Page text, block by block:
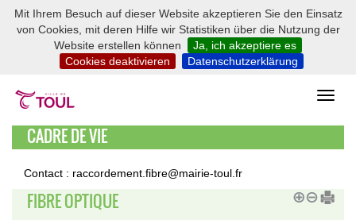
Mit Ihrem Besuch auf dieser Website akzeptieren Sie den Einsatz
von Cookies, mit deren Hilfe wir Statistiken über die Nutzung der
Website erstellen können
Ja, ich akzeptiere es
Cookies deaktivieren
Datenschutzerklärung
CADRE DE VIE
Contact : raccordement.fibre@mairie-toul.fr
FIBRE OPTIQUE